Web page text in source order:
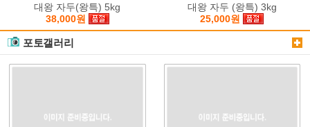
대왕 자두(왕특) 5kg
38,000원
대왕 자두 (왕특) 3kg
25,000원
포토갤러리